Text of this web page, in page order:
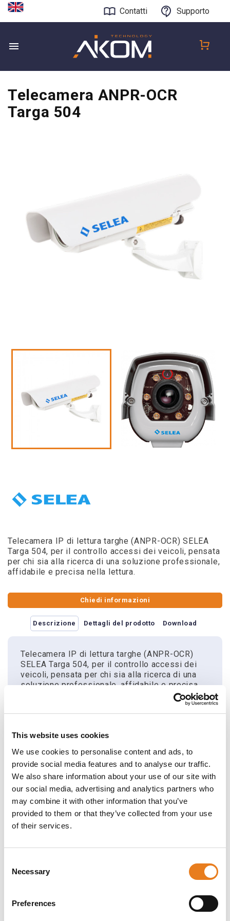
This website uses cookies
We use cookies to personalise content and ads, to
provide social media features and to analyse our traffic.
We also share information about your use of our site with
our social media, advertising and analytics partners who
may combine it with other information that you’ve
provided to them or that they’ve collected from your use
of their services.
Selection
Necessary
Preferences
Contatti Supporto
Telecamera ANPR-OCR
Targa 504
Telecamera IP di lettura targhe (ANPR-OCR) SELEA
Targa 504, per il controllo accessi dei veicoli, pensata
per chi sia alla ricerca di una soluzione professionale,
affidabile e precisa nella lettura.
Chiedi informazioni
Descrizione Dettagli del prodotto Download
Telecamera IP di lettura targhe (ANPR-OCR)
SELEA Targa 504, per il controllo accessi dei
veicoli, pensata per chi sia alla ricerca di una
soluzione professionale, affidabile e precisa
nella lettura. È provvista di multi interfaccia e
l’integrazione con i più diffusi sistemi di
complessi Residenziali, Camping, Parcheggi
automatici, Centri Commerciali, Aeroporti, Enti
fieristici e ingressi Aziendali.
Caratteristiche principali
OCR Megapixel di lettura targhe integrato
dall’insuperabile precisione di lettura dei
caratteri (99,8%)
Colonnina completa di relè per l’attivazione
del cancello/sbarra
di targhe personali (MicroSD memory slot)
(220Vac, 12 Vdc, POE standard 802.3af)
Installazione veloce, non ha bisogno di alcun
Provvista di diverse interfacce di